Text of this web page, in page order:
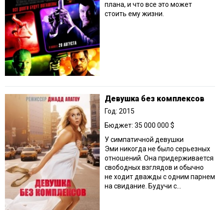
плана, и что все это может
стоить ему жизни.
Девушка без комплексов
Год: 2015
Бюджет: 35 000 000 $
У симпатичной девушки
Эми никогда не было серьезных
отношений. Она придерживается
свободных взглядов и обычно
не ходит дважды с одним парнем
на свидание. Будучи с...